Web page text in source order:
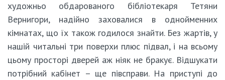
художньо обдарованого бібліотекаря Тетяни
Вернигори, надійно заховалися в однойменних
кімнатах, що їх також годилося знайти. Без жартів, у
нашій читальні три поверхи плюс підвал, і на всьому
цьому просторі дверей аж ніяк не бракує. Відшукати
потрібний кабінет – ще півсправи. На приступі до